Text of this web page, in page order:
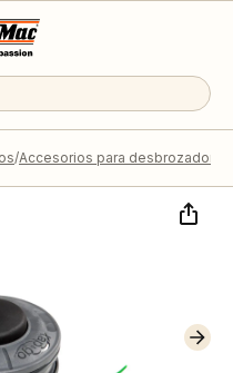
Accesorios para desbrozadoras